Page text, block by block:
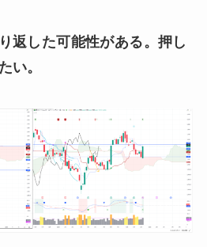
返した可能性がある。押し
い。